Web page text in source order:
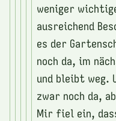
weniger
ausreichend
es der
noch da, im
und bleibt
zwar noch da,
Mir fiel ein,